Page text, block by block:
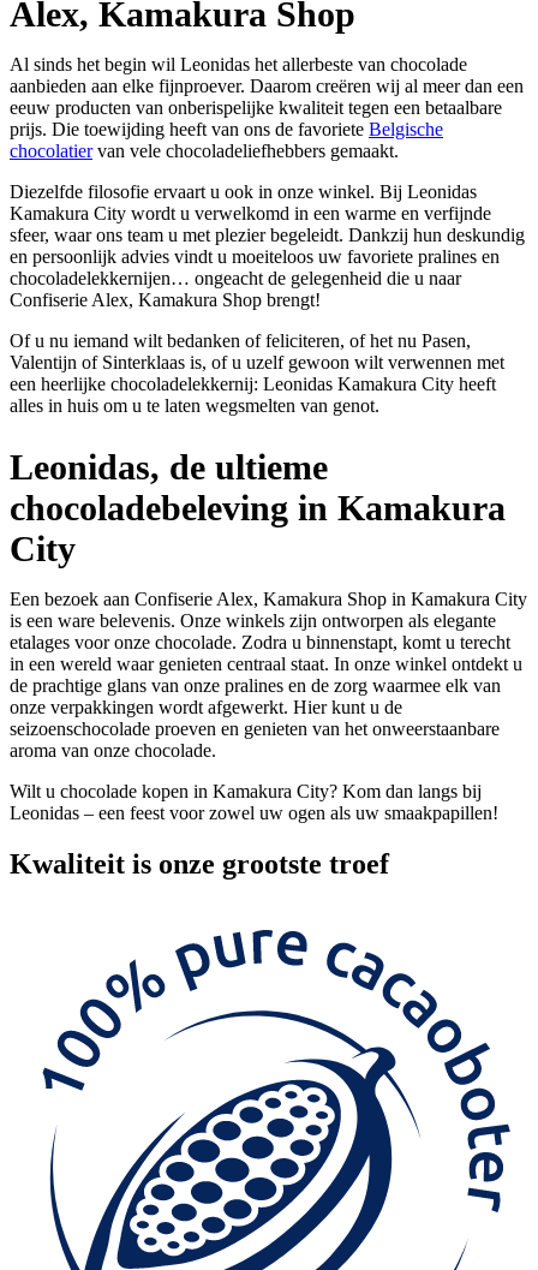
Alex, Kamakura Shop
Al sinds het begin wil Leonidas het allerbeste van chocolade
aanbieden aan elke fijnproever. Daarom creëren wij al meer dan een
eeuw producten van onberispelijke kwaliteit tegen een betaalbare
prijs. Die toewijding heeft van ons de favoriete Belgische
chocolatiervan vele chocoladeliefhebbers gemaakt.
Diezelfde filosofie ervaart u ook in onze winkel. Bij Leonidas
Kamakura City wordt u verwelkomd in een warme en verfijnde
sfeer, waar ons team u met plezier begeleidt. Dankzij hun deskundig
en persoonlijk advies vindt u moeiteloos uw favoriete pralines en
chocoladelekkernijen… ongeacht de gelegenheid die u naar
Confiserie Alex, Kamakura Shop brengt!
Of u nu iemand wilt bedanken of feliciteren, of het nu Pasen,
Valentijn of Sinterklaas is, of u uzelf gewoon wilt verwennen met
een heerlijke chocoladelekkernij: Leonidas Kamakura City heeft
alles in huis om u te laten wegsmelten van genot.
Leonidas, de ultieme
chocoladebeleving in Kamakura
City
Een bezoek aan Confiserie Alex, Kamakura Shop in Kamakura City
is een ware belevenis. Onze winkels zijn ontworpen als elegante
etalages voor onze chocolade. Zodra u binnenstapt, komt u terecht
in een wereld waar genieten centraal staat. In onze winkel ontdekt u
de prachtige glans van onze pralines en de zorg waarmee elk van
onze verpakkingen wordt afgewerkt. Hier kunt u de
seizoenschocolade proeven en genieten van het onweerstaanbare
aroma van onze chocolade.
Wilt u chocolade kopen in Kamakura City? Kom dan langs bij
Leonidas – een feest voor zowel uw ogen als uw smaakpapillen!
Kwaliteit is onze grootste troef